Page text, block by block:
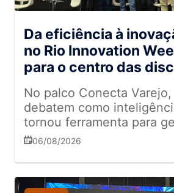
Da eficiência à
no Rio Innovation
para o centro das
No palco Conecta
debatem como
tornou ferramenta para
valor
06/08/2026